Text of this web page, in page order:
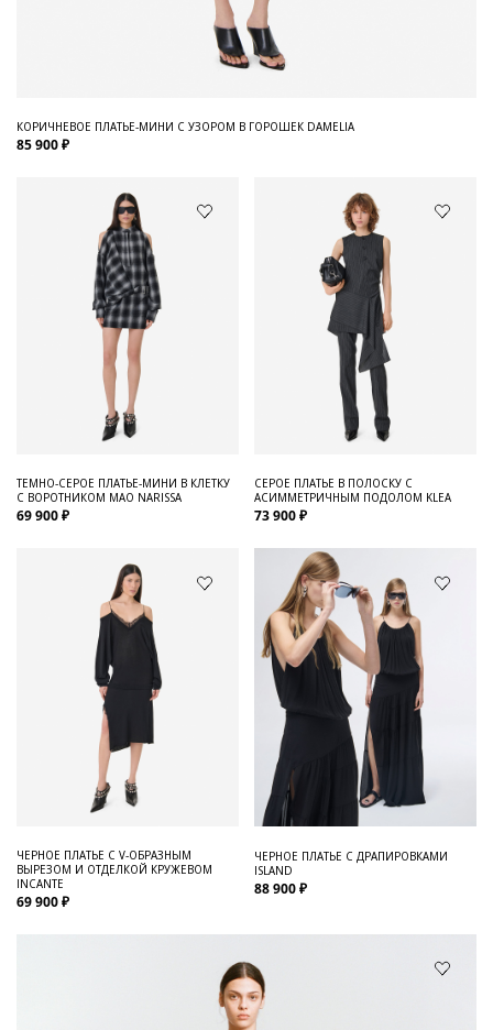
КОРИЧНЕВОЕ ПЛАТЬЕ-МИНИ С УЗОРОМ В ГОРОШЕК DAMELIA
85 900 ₽
ТЕМНО-СЕРОЕ ПЛАТЬЕ-МИНИ В КЛЕТКУ
С ВОРОТНИКОМ МАО NARISSA
69 900 ₽
СЕРОЕ ПЛАТЬЕ В ПОЛОСКУ С
АСИММЕТРИЧНЫМ ПОДОЛОМ KLEA
73 900 ₽
ЧЕРНОЕ ПЛАТЬЕ С V-ОБРАЗНЫМ
ВЫРЕЗОМ И ОТДЕЛКОЙ КРУЖЕВОМ
INCANTE
69 900 ₽
ЧЕРНОЕ ПЛАТЬЕ С ДРАПИРОВКАМИ
ISLAND
88 900 ₽